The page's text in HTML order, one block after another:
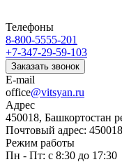
Телефоны
8-800-5555-201
+7-347-29-59-103
Заказать звонок
E-mail
office@vitsyan.ru
Адрес
450018, Башкортостан
Почтовый адрес:
Режим работы
Пн - Пт: с 8:30 до 17:30